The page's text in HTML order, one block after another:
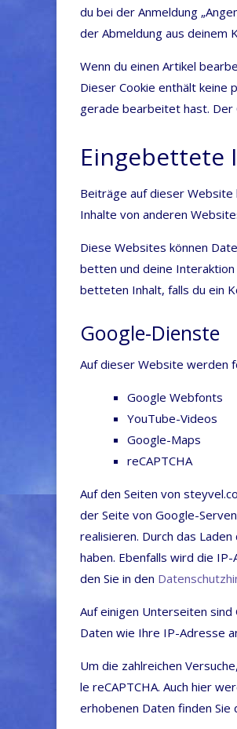
du bei der Anmel­dung
der Abmel­dung aus dei­nem
Wenn du einen Arti­kel
Die­ser Coo­kie ent­hält kei­ne
gera­de bear­bei­tet hast. Der
Eingebettete
Bei­trä­ge auf die­ser
Inhal­te von ande­ren
Die­se Web­sites kön­nen
bet­ten und dei­ne
bet­te­ten Inhalt, falls du ein
Google-Dienste
Auf die­ser Web­site wer­den
Goog­le Webfonts
You­Tube-Vide­os
Goog­le-Maps
reCAPTCHA
Auf den Sei­ten von
der Sei­te von Goog­le-
rea­li­sie­ren. Durch das
haben. Eben­falls wird die
den Sie in den
Auf eini­gen Unter­sei­ten sind
Daten wie Ihre IP-Adres­se
Um die zahl­rei­chen
le reCAPTCHA. Auch hier
erho­be­nen Daten fin­den Sie